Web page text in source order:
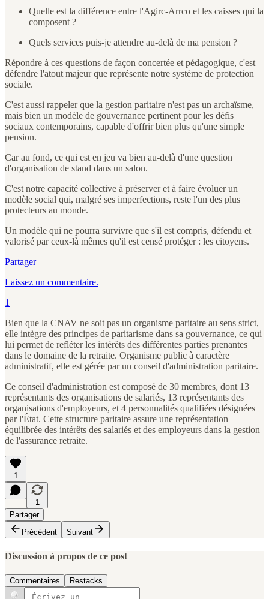
Quelle est la différence entre l'Agirc-Arrco et les caisses qui la
composent ?
Quels services puis-je attendre au-delà de ma pension ?
Répondre à ces questions de façon concertée et pédagogique, c'est
défendre l'atout majeur que représente notre système de protection
sociale.
C'est aussi rappeler que la gestion paritaire n'est pas un archaïsme,
mais bien un modèle de gouvernance pertinent pour les défis
sociaux contemporains, capable d'offrir bien plus qu'une simple
pension.
Car au fond, ce qui est en jeu va bien au-delà d'une question
d'organisation de stand dans un salon.
C'est notre capacité collective à préserver et à faire évoluer un
modèle social qui, malgré ses imperfections, reste l'un des plus
protecteurs au monde.
Un modèle qui ne pourra survivre que s'il est compris, défendu et
valorisé par ceux-là mêmes qu'il est censé protéger : les citoyens.
Partager
Laissez un commentaire.
1
Bien que la CNAV ne soit pas un organisme paritaire au sens strict,
elle intègre des principes de paritarisme dans sa gouvernance, ce qui
lui permet de refléter les intérêts des différentes parties prenantes
dans le domaine de la retraite. Organisme public à caractère
administratif, elle est gérée par un conseil d'administration paritaire.
Ce conseil d'administration est composé de 30 membres, dont 13
représentants des organisations de salariés, 13 représentants des
organisations d'employeurs, et 4 personnalités qualifiées désignées
par l'État. Cette structure paritaire assure une représentation
équilibrée des intérêts des salariés et des employeurs dans la gestion
de l'assurance retraite.
1
1
Partager
Précédent
Suivant
Discussion à propos de ce post
Commentaires Restacks